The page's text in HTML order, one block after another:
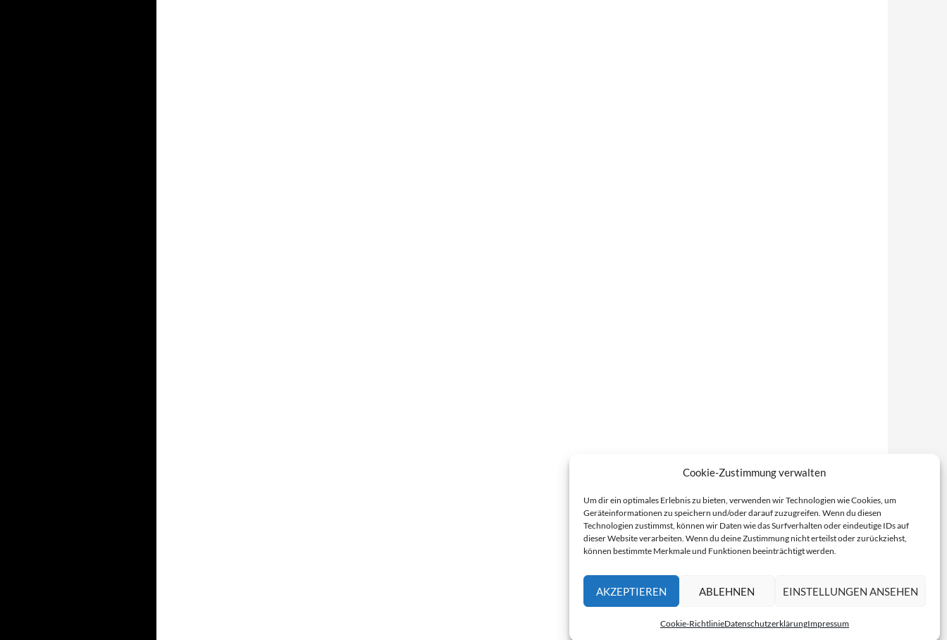
Cookie-Zustimmung verwalten
Um dir ein optimales Erlebnis zu bieten, verwenden wir Technologien wie Cookies, um
Geräteinformationen zu speichern und/oder darauf zuzugreifen. Wenn du diesen
Technologien zustimmst, können wir Daten wie das Surfverhalten oder eindeutige IDs auf
dieser Website verarbeiten. Wenn du deine Zustimmung nicht erteilst oder zurückziehst,
können bestimmte Merkmale und Funktionen beeinträchtigt werden.
AKZEPTIEREN ABLEHNEN EINSTELLUNGEN ANSEHEN
Cookie-RichtlinieDatenschutzerklärungImpressum